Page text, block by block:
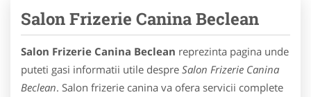
Salon Frizerie Canina Beclean
Salon Frizerie Canina Beclean reprezinta pagina unde
puteti gasi informatii utile despre Salon Frizerie Canina
Beclean. Salon frizerie canina va ofera servicii complete